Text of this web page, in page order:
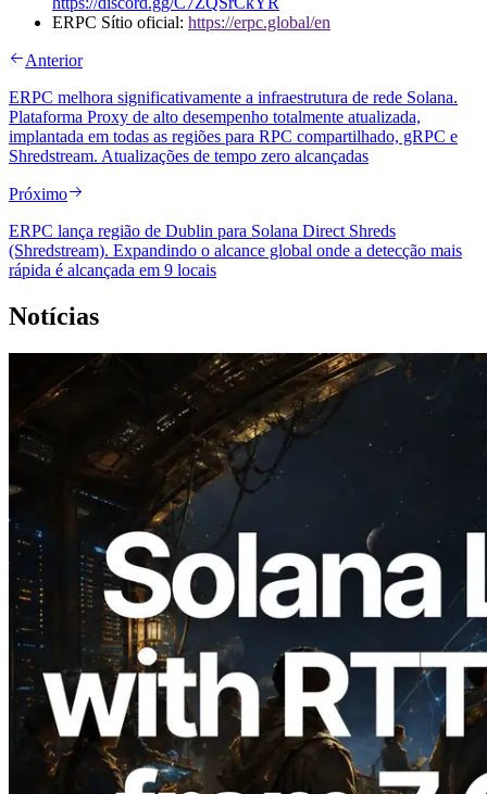
ERPC Sítio oficial: https://erpc.global/en
Anterior
ERPC melhora significativamente a infraestrutura de rede Solana.
Plataforma Proxy de alto desempenho totalmente atualizada,
implantada em todas as regiões para RPC compartilhado, gRPC e
Shredstream. Atualizações de tempo zero alcançadas
Próximo
ERPC lança região de Dublin para Solana Direct Shreds
(Shredstream). Expandindo o alcance global onde a detecção mais
rápida é alcançada em 9 locais
Notícias
2026.08.05
ERPC expande a Solana Leader Slot API
com medição de ping a partir de 7 regiões
globais — Validators Information API
também lançada